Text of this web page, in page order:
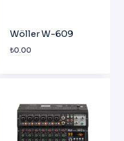
Wöller W-609
₺0.00